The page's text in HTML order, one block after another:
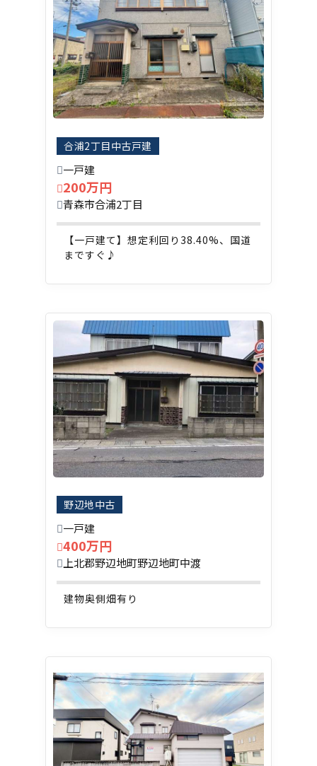
合浦2丁目中古戸建
一戸建
200万円
青森市合浦2丁目
【一戸建て】想定利回り38.40%、国道
まですぐ♪
野辺地中古
一戸建
400万円
上北郡野辺地町野辺地町中渡
建物奥側畑有り